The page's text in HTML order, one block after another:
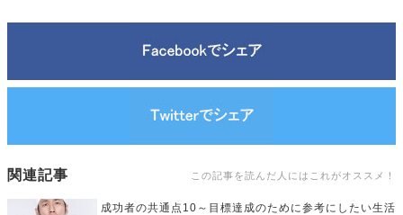
関連記事 この記事を読んだ人にはこれがオススメ！
成功者の共通点10～目標達成のために参考にしたい生活